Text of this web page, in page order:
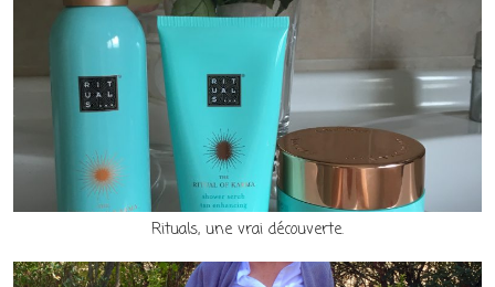
Rituals, une vrai découverte.